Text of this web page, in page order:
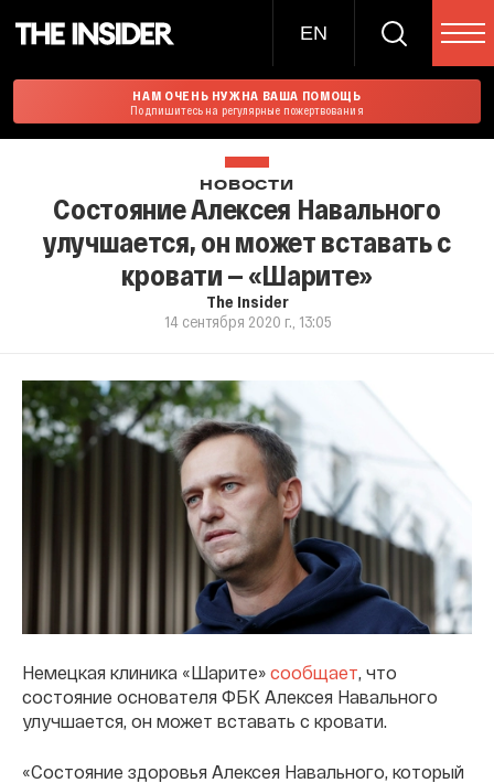
EN
НАМ ОЧЕНЬ НУЖНА ВАША ПОМОЩЬ
Подпишитесь на регулярные пожертвования
НОВОСТИ
Состояние Алексея Навального
улучшается, он может вставать с
кровати — «Шарите»
The Insider
14 сентября 2020 г., 13:05
Немецкая клиника «Шарите» сообщает , что
состояние основателя ФБК Алексея Навального
улучшается, он может вставать с кровати.
«Состояние здоровья Алексея Навального, который